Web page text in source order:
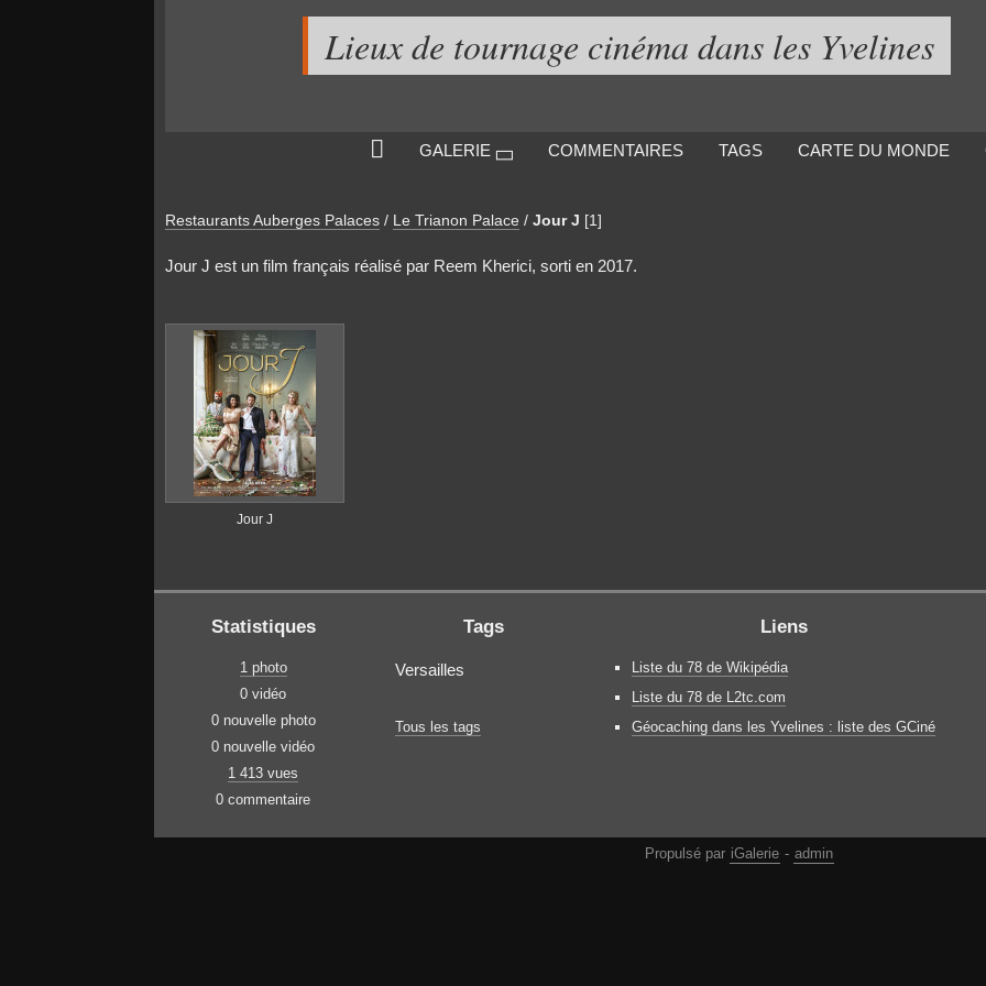
Lieux de tournage cinéma dans les Yvelines
GALERIE COMMENTAIRES TAGS CARTE DU MONDE
Restaurants Auberges Palaces / Le Trianon Palace / Jour J [1]
Jour J est un film français réalisé par Reem Kherici, sorti en 2017.
Jour J
Statistiques
1 photo
0 vidéo
0 nouvelle photo
0 nouvelle vidéo
1 413 vues
0 commentaire
Tags
Versailles
Tous les tags
Liens
Liste du 78 de Wikipédia
Liste du 78 de L2tc.com
Géocaching dans les Yvelines : liste des GCiné
Propulsé par iGalerie - admin